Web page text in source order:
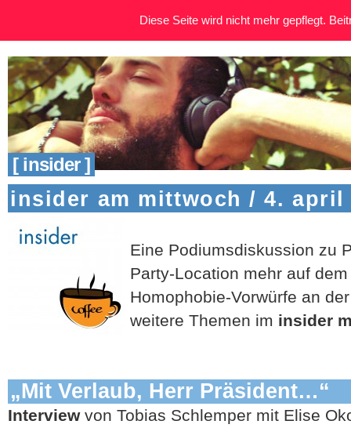
[ insider ]
insider am mittwoch / 4. april
Eine Podiumsdiskussion zu
Party-Location mehr auf
Homophobie-Vorwürfe an
weitere Themen im insider
„Mit Verlaub, Herr Präsident…“
Interviewvon Tobias Schlemper mit Elise
Diese Seite wird nicht mehr gepflegt.